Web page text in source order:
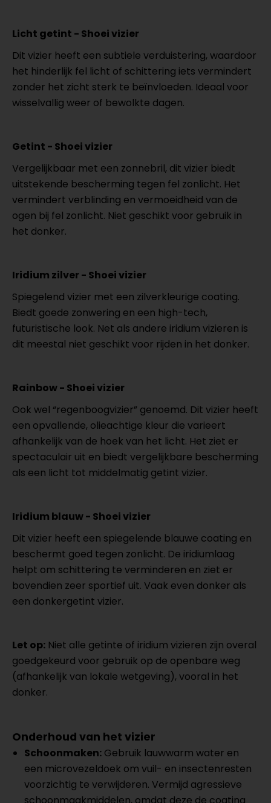
Licht getint - Shoei vizier
Dit vizier heeft een subtiele verduistering, waardoor
het hinderlijk fel licht of schittering iets vermindert
zonder het zicht sterk te beïnvloeden. Ideaal voor
wisselvallig weer of bewolkte dagen.
Getint - Shoei vizier
Vergelijkbaar met een zonnebril, dit vizier biedt
uitstekende bescherming tegen fel zonlicht. Het
vermindert verblinding en vermoeidheid van de
ogen bij fel zonlicht. Niet geschikt voor gebruik in
het donker.
Iridium zilver - Shoei vizier
Spiegelend vizier met een zilverkleurige coating.
Biedt goede zonwering en een high-tech,
futuristische look. Net als andere iridium vizieren is
dit meestal niet geschikt voor rijden in het donker.
Rainbow - Shoei vizier
Ook wel “regenboogvizier” genoemd. Dit vizier heeft
een opvallende, olieachtige kleur die varieert
afhankelijk van de hoek van het licht. Het ziet er
spectaculair uit en biedt vergelijkbare bescherming
als een licht tot middelmatig getint vizier.
Iridium blauw - Shoei vizier
Dit vizier heeft een spiegelende blauwe coating en
beschermt goed tegen zonlicht. De iridiumlaag
helpt om schittering te verminderen en ziet er
bovendien zeer sportief uit. Vaak even donker als
een donkergetint vizier.
Let op: Niet alle getinte of iridium vizieren zijn overal
goedgekeurd voor gebruik op de openbare weg
(afhankelijk van lokale wetgeving), vooral in het
donker.
Onderhoud van het vizier
Schoonmaken: Gebruik lauwwarm water en
een microvezeldoek om vuil- en insectenresten
voorzichtig te verwijderen. Vermijd agressieve